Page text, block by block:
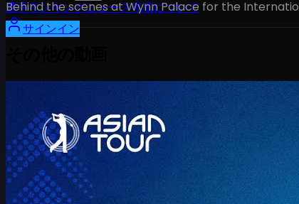
選手ランキングニュース視聴について
サインイン
Behind the scenes at Wynn Palace for the